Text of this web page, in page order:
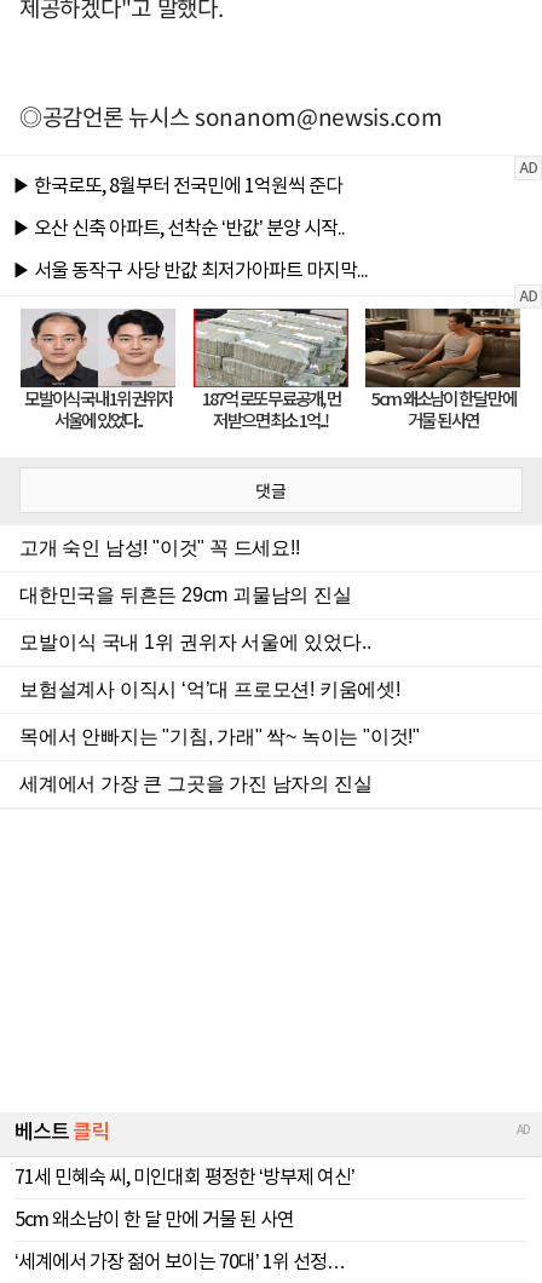
제공하겠다"고 말했다.
◎공감언론 뉴시스sonanom@newsis.com
댓글